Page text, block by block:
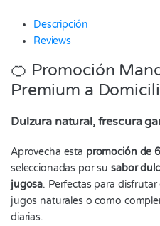
Descripción
Reviews
🍊 Promoción
Premium a
Dulzura natural, frescura
Aprovecha esta promoción de
seleccionadas por susabor
jugosa. Perfectas para
jugos naturales o como
diarias.